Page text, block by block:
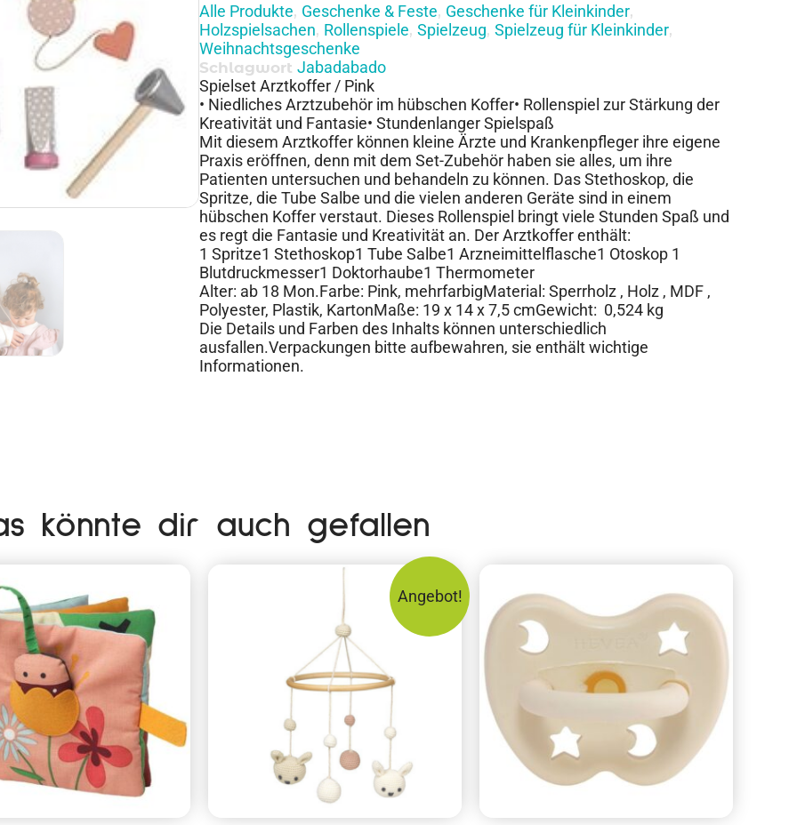
Alle Produkte, Geschenke & Feste, Geschenke für Kleinkinder,
Holzspielsachen, Rollenspiele, Spielzeug, Spielzeug für Kleinkinder,
Weihnachtsgeschenke
Schlagwort Jabadabado
Spielset Arztkoffer / Pink
• Niedliches Arztzubehör im hübschen Koffer• Rollenspiel zur Stärkung der
Kreativität und Fantasie• Stundenlanger Spielspaß
Mit diesem Arztkoffer können kleine Ärzte und Krankenpfleger ihre eigene
Praxis eröffnen, denn mit dem Set-Zubehör haben sie alles, um ihre
Patienten untersuchen und behandeln zu können. Das Stethoskop, die
Spritze, die Tube Salbe und die vielen anderen Geräte sind in einem
hübschen Koffer verstaut. Dieses Rollenspiel bringt viele Stunden Spaß und
es regt die Fantasie und Kreativität an. Der Arztkoffer enthält:
1 Spritze1 Stethoskop1 Tube Salbe1 Arzneimittelflasche1 Otoskop 1
Blutdruckmesser1 Doktorhaube1 Thermometer
Alter: ab 18 Mon.Farbe: Pink, mehrfarbigMaterial: Sperrholz , Holz , MDF ,
Polyester, Plastik, KartonMaße: 19 x 14 x 7,5 cmGewicht: 0,524 kg
Die Details und Farben des Inhalts können unterschiedlich
ausfallen.Verpackungen bitte aufbewahren, sie enthält wichtige
Informationen.
könnte dir auch gefallen
Angebot!